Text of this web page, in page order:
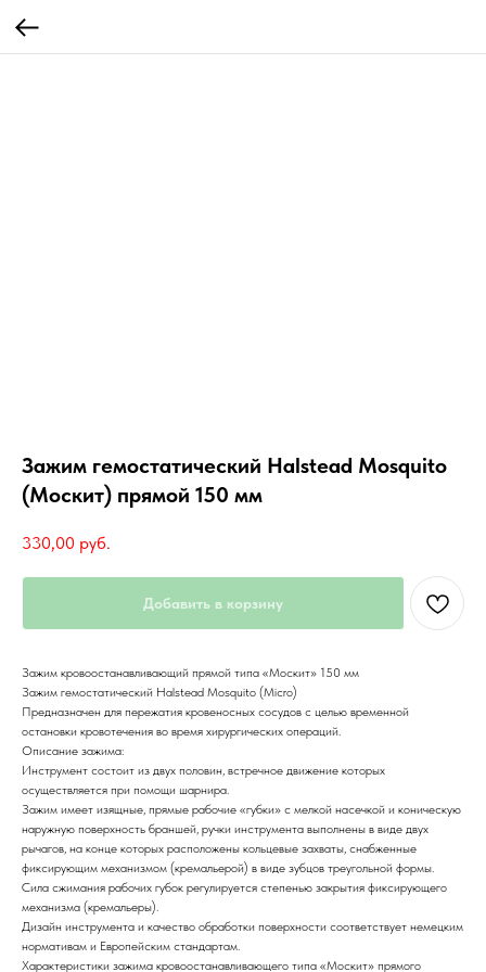
Зажим гемостатический Halstead Mosquito
(Москит) прямой 150 мм
330,00 руб.
Добавить в корзину
Зажим кровоостанавливающий прямой типа «Москит» 150 мм
Зажим гемостатический Halstead Mosquito (Micro)
Предназначен для пережатия кровеносных сосудов с целью временной
остановки кровотечения во время хирургических операций.
Описание зажима:
Инструмент состоит из двух половин, встречное движение которых
осуществляется при помощи шарнира.
Зажим имеет изящные, прямые рабочие «губки» с мелкой насечкой и коническую
наружную поверхность браншей, ручки инструмента выполнены в виде двух
рычагов, на конце которых расположены кольцевые захваты, снабженные
фиксирующим механизмом (кремальерой) в виде зубцов треугольной формы.
Сила сжимания рабочих губок регулируется степенью закрытия фиксирующего
механизма (кремальеры).
Дизайн инструмента и качество обработки поверхности соответствует немецким
нормативам и Европейским стандартам.
Характеристики зажима кровоостанавливающего типа «Москит» прямого